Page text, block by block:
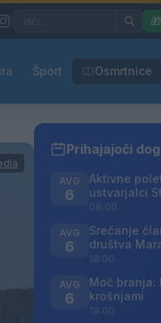
Šport Osmrtnice
Prihajajoči
AVG
6
Aktivne
ustvarjalci
08:00
AVG
6
Srečanje
društva
18:00
AVG
6
Moč branja:
krošnjami
19:00